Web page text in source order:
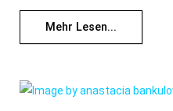
Mehr Lesen...